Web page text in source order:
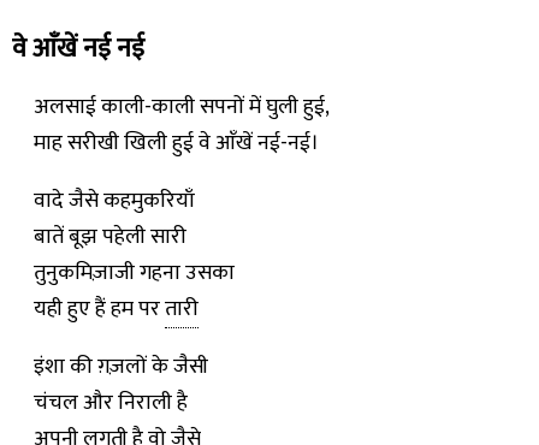
वे आँखें नई नई
अलसाई काली-काली सपनों में घुली हुई,
माह सरीखी खिली हुई वे आँखें नई-नई।
वादे जैसे कहमुकरियाँ
बातें बूझ पहेली सारी
तुनुकमिज़ाजी गहना उसका
यही हुए हैं हम परतारी
इंशा की ग़ज़लों के जैसी
चंचल और निराली है